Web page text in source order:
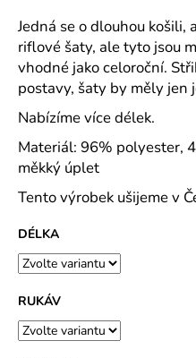
Jedná se o dlouhou košili,
riflové šaty, ale tyto jsou
vhodné jako celoroční.
postavy, šaty by měly jen
Nabízíme více délek.
Materiál: 96% polyester,
měkký úplet
Tento výrobek ušijeme v
DÉLKA
RUKÁV
u
č
u
j
e
m
e
CAPRI
MODRÁ
S
MODROU
KOSTIČKOU
PLÁTĚNÉ
77
CM